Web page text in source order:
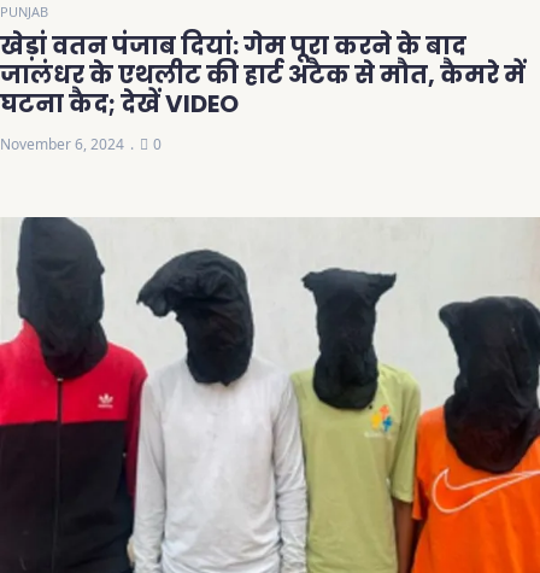
PUNJAB
खेड़ां वतन पंजाब दियां: गेम पूरा करने के बाद
जालंधर के एथलीट की हार्ट अटैक से मौत, कैमरे में
घटना कैद; देखें VIDEO
November 6, 2024 0